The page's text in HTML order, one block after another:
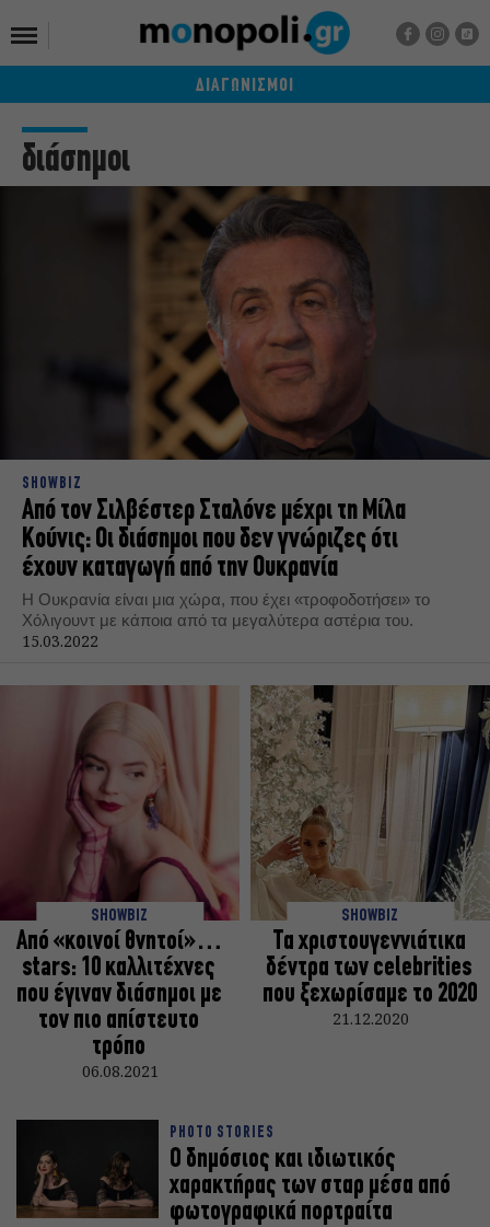
ΔΙΑΓΩΝΙΣΜΟΙ
διάσημοι
SHOWBIZ
Από τον Σιλβέστερ Σταλόνε μέχρι τη Μίλα
Κούνις: Oι διάσημοι που δεν γνώριζες ότι
έχουν καταγωγή από την Ουκρανία
Η Ουκρανία είναι μια χώρα, που έχει «τροφοδοτήσει» το
Χόλιγουντ με κάποια από τα μεγαλύτερα αστέρια του.
15.03.2022
SHOWBIZ
Από «κοινοί θνητοί»…
stars: 10 καλλιτέχνες
που έγιναν διάσημοι με
τον πιο απίστευτο
τρόπο
06.08.2021
SHOWBIZ
Τα χριστουγεννιάτικα
δέντρα των celebrities
που ξεχωρίσαμε το 2020
21.12.2020
PHOTO STORIES
Ο δημόσιος και ιδιωτικός
χαρακτήρας των σταρ μέσα από
φωτογραφικά πορτραίτα